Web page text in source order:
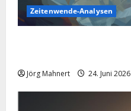
Zeitenwende-Analysen
Jörg Mahnert 24. Juni 2026